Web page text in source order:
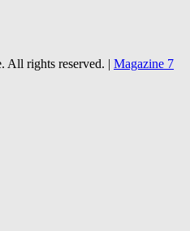
All rights reserved. | Magazine 7